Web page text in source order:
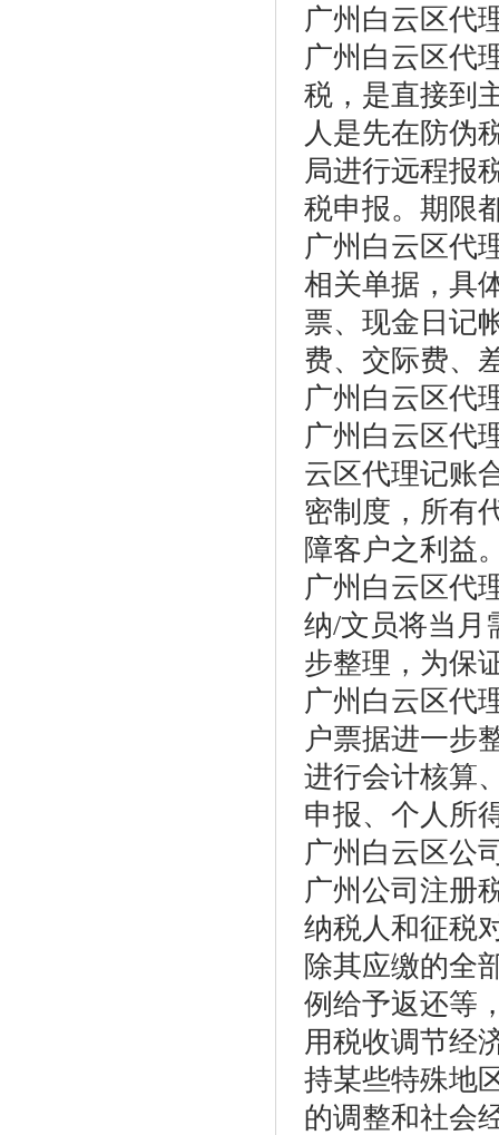
广州白云区代
广州白云区代
税，是直接到
人是先在防伪
局进行远程报
税申报。期限
广州白云区代
相关单据，具
票、现金日记
费、交际费、
广州白云区代
广州白云区代
云区代理记账
密制度，所有
障客户之利益
广州白云区代
纳/文员将当月
步整理，为保
广州白云区代
户票据进一步
进行会计核算
申报、个人所
广州白云区公
广州公司注册
纳税人和征税
除其应缴的全
例给予返还等
用税收调节经
持某些特殊地
的调整和社会